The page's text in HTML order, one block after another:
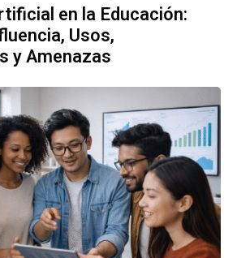
en la Educación:
Usos,
y Amenazas